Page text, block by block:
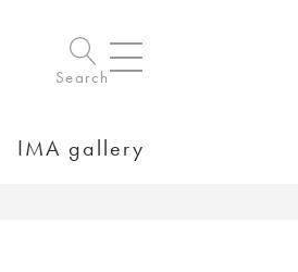
Search
IMA gallery